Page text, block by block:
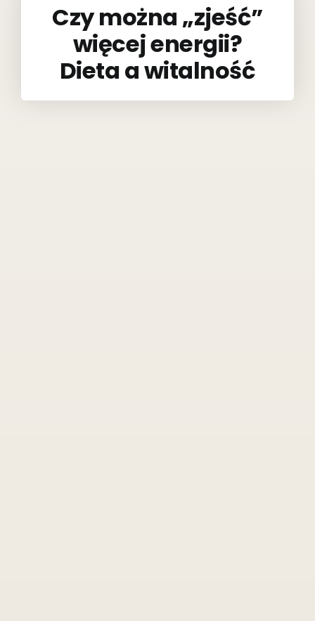
Czy można „zjeść”
więcej energii?
Dieta a witalność